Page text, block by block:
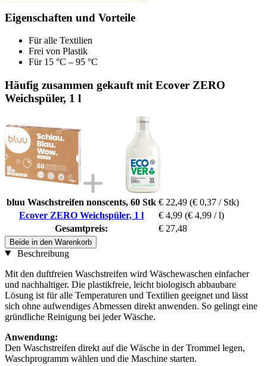
Eigenschaften und Vorteile
Für alle Textilien
Frei von Plastik
Für 15 °C – 95 °C
Häufig zusammen gekauft mit Ecover ZERO
Weichspüler, 1 l
bluu Waschstreifen nonscents, 60 Stk € 22,49 (€ 0,37 / Stk)
Ecover ZERO Weichspüler, 1 l
€ 4,99 (€ 4,99 / l)
Gesamtpreis:
€ 27,48
Beide in den Warenkorb
Beschreibung
Mit den duftfreien Waschstreifen wird Wäschewaschen einfacher
und nachhaltiger. Die plastikfreie, leicht biologisch abbaubare
Lösung ist für alle Temperaturen und Textilien geeignet und lässt
sich ohne aufwendiges Abmessen direkt anwenden. So gelingt eine
gründliche Reinigung bei jeder Wäsche.
Anwendung:
Den Waschstreifen direkt auf die Wäsche in der Trommel legen,
Waschprogramm wählen und die Maschine starten.